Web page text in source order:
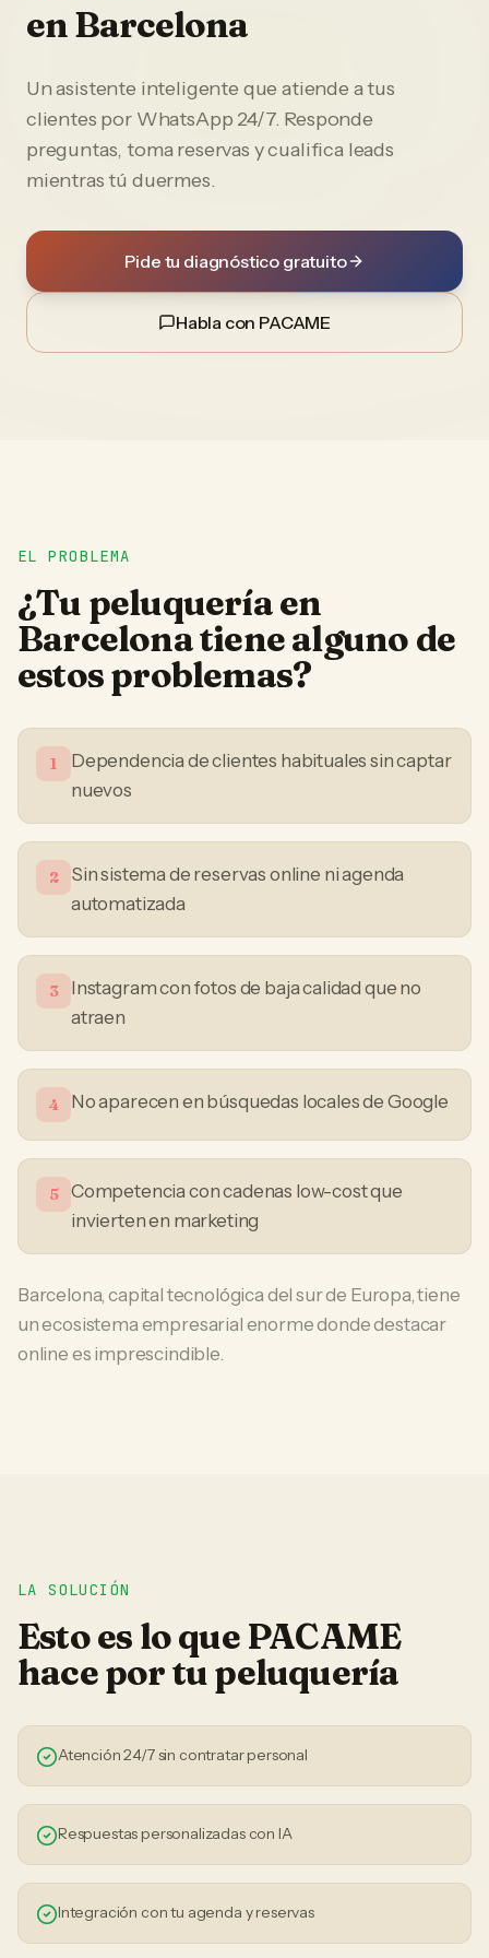
enBarcelona
Un asistente inteligente que atiende a tus
clientes por WhatsApp 24/7. Responde
preguntas, toma reservas y cualifica leads
mientras tú duermes.
Pide tu diagnóstico gratuito
Habla con PACAME
EL PROBLEMA
¿Tu peluqueríaen
Barcelonatiene alguno de
estos problemas?
1
Dependencia de clientes habituales sin captar
nuevos
2
Sin sistema de reservas online ni agenda
automatizada
3
Instagram con fotos de baja calidad que no
atraen
4 No aparecen en búsquedas locales de Google
5
Competencia con cadenas low-cost que
invierten en marketing
Barcelona, capital tecnológica del sur de Europa, tiene
un ecosistema empresarial enorme donde destacar
online es imprescindible.
LA SOLUCIÓN
Esto es lo que PACAME
hace por tupeluquería
Atención 24/7 sin contratar personal
Respuestas personalizadas con IA
Integración con tu agenda y reservas